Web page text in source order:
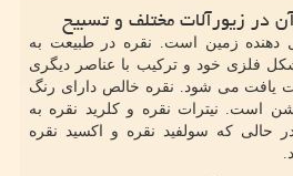
در زیورآلات مختلف و تسبیح
دهنده زمین است. نقره در طبیعت به
فلزی خود و ترکیب با عناصر دیگری
یافت می شود. نقره خالص دارای رنگ
است. نیترات نقره و کلرید نقره به
حالی که سولفید نقره و اکسید نقره